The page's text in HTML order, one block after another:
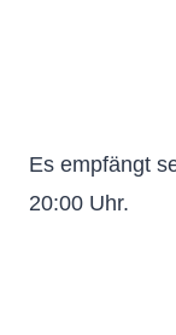
Es empfängt
20:00 Uhr.